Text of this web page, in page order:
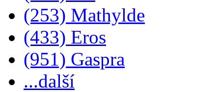
(253) Mathylde
(433) Eros
(951) Gaspra
...další